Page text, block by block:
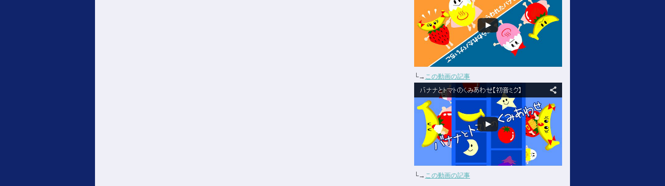
└→ この動画の記事
└→ この動画の記事